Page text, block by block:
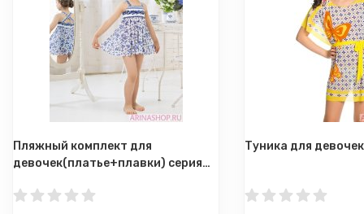
Пляжный комплект для
девочек(платье+плавки) серия
Туника для